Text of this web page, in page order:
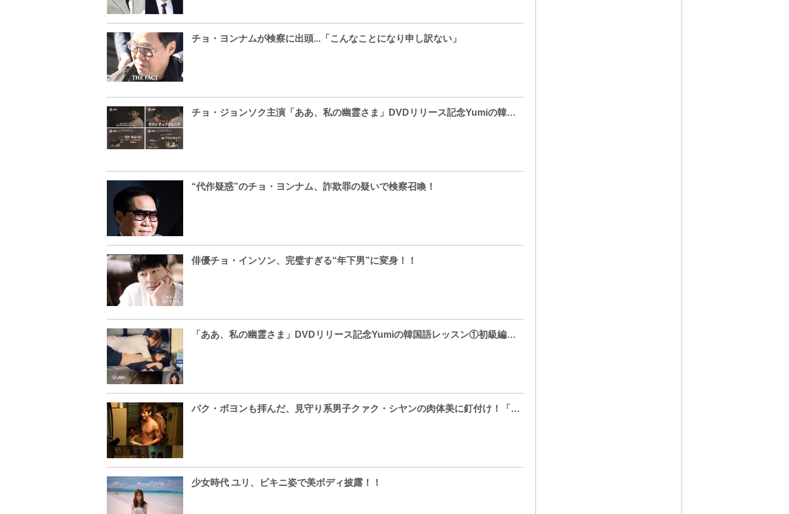
チョ・ヨンナムが検察に出頭...「こんなことになり申し訳ない」
チョ・ジョンソク主演「ああ、私の幽霊さま」DVDリリース記念Yumiの韓国語レッスン②中級編公開
“代作疑惑”のチョ・ヨンナム、詐欺罪の疑いで検察召喚！
俳優チョ・インソン、完璧すぎる“年下男”に変身！！
「ああ、私の幽霊さま」DVDリリース記念Yumiの韓国語レッスン①初級編公開
パク・ボヨンも拝んだ、見守り系男子クァク・シヤンの肉体美に釘付け！「ああ、私の幽霊さま」DVD SET1メイキング映像の一部を公開！
少女時代 ユリ、ビキニ姿で美ボディ披露！！